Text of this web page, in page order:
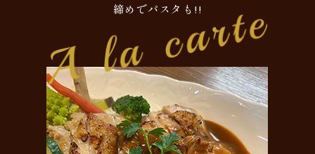
締めでパスタも!!